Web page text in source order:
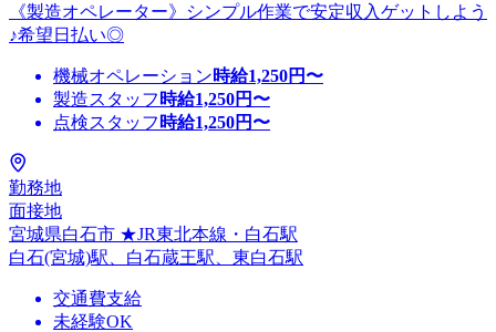
《製造オペレーター》シンプル作業で安定収入ゲットしよう
♪希望日払い◎
機械オペレーション時給1,250円〜
製造スタッフ 時給1,250円〜
点検スタッフ 時給1,250円〜
勤務地
面接地
宮城県白石市 ★JR東北本線・白石駅
白石(宮城)駅、白石蔵王駅、東白石駅
交通費支給
未経験OK